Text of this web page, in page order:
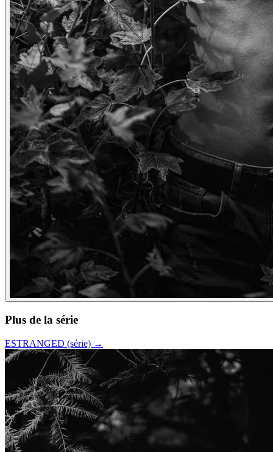
Plus de la série
ESTRANGED (série) →